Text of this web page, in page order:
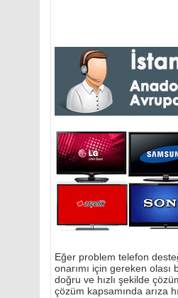
Eğer problem telefon
onarımı için gereken
doğru ve hızlı şekilde
çözüm kapsamında arıza